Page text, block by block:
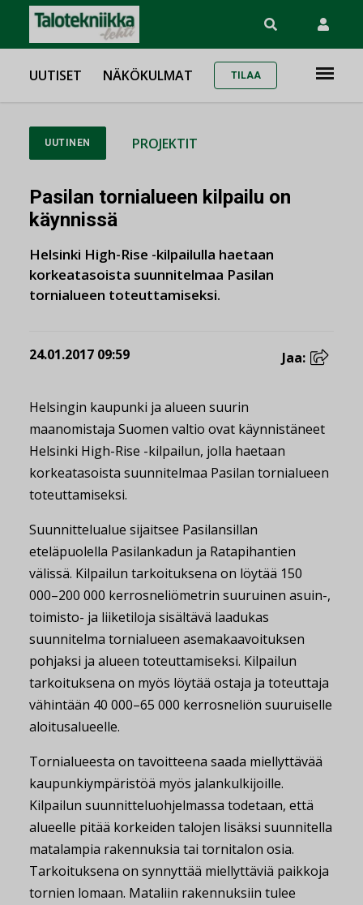
UUTISET NÄKÖKULMAT TILAA
UUTINEN PROJEKTIT
Pasilan tornialueen kilpailu on
käynnissä
Helsinki High-Rise -kilpailulla haetaan
korkeatasoista suunnitelmaa Pasilan
tornialueen toteuttamiseksi.
24.01.2017 09:59 Jaa:
Helsingin kaupunki ja alueen suurin
maanomistaja Suomen valtio ovat käynnistäneet
Helsinki High-Rise -kilpailun, jolla haetaan
korkeatasoista suunnitelmaa Pasilan tornialueen
toteuttamiseksi.
Suunnittelualue sijaitsee Pasilansillan
eteläpuolella Pasilankadun ja Ratapihantien
välissä. Kilpailun tarkoituksena on löytää 150
000–200 000 kerrosneliömetrin suuruinen asuin-,
toimisto- ja liiketiloja sisältävä laadukas
suunnitelma tornialueen asemakaavoituksen
pohjaksi ja alueen toteuttamiseksi. Kilpailun
tarkoituksena on myös löytää ostaja ja toteuttaja
vähintään 40 000–65 000 kerrosneliön suuruiselle
aloitusalueelle.
Tornialueesta on tavoitteena saada miellyttävää
kaupunkiympäristöä myös jalankulkijoille.
Kilpailun suunnitteluohjelmassa todetaan, että
alueelle pitää korkeiden talojen lisäksi suunnitella
matalampia rakennuksia tai tornitalon osia.
Tarkoituksena on synnyttää miellyttäviä paikkoja
tornien lomaan. Mataliin rakennuksiin tulee